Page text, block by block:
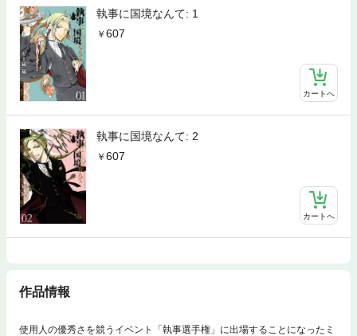
執事に国境なんて: 1
607
カートへ
執事に国境なんて: 2
607
カートへ
作品情報
使用人の優秀さを競うイベント「執事選手権」に出場することになったミ